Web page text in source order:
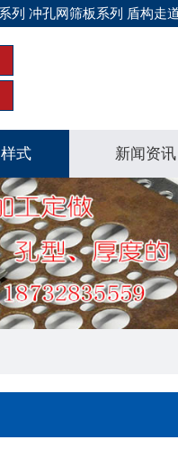
列 冲孔网筛板系列 盾构走
式 新闻资讯